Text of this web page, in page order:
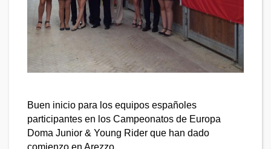
Buen inicio para los equipos españoles
participantes en los Campeonatos de Europa
Doma Junior & Young Rider que han dado